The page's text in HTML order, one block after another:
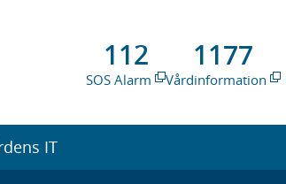
112
SOS Alarm
1177
Vårdinformation
IT